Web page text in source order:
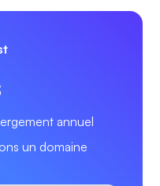
annuel
un domaine